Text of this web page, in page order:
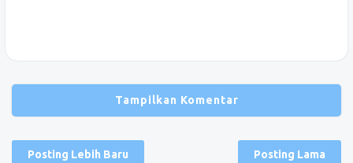
Tampilkan Komentar
Posting Lebih Baru Posting Lama